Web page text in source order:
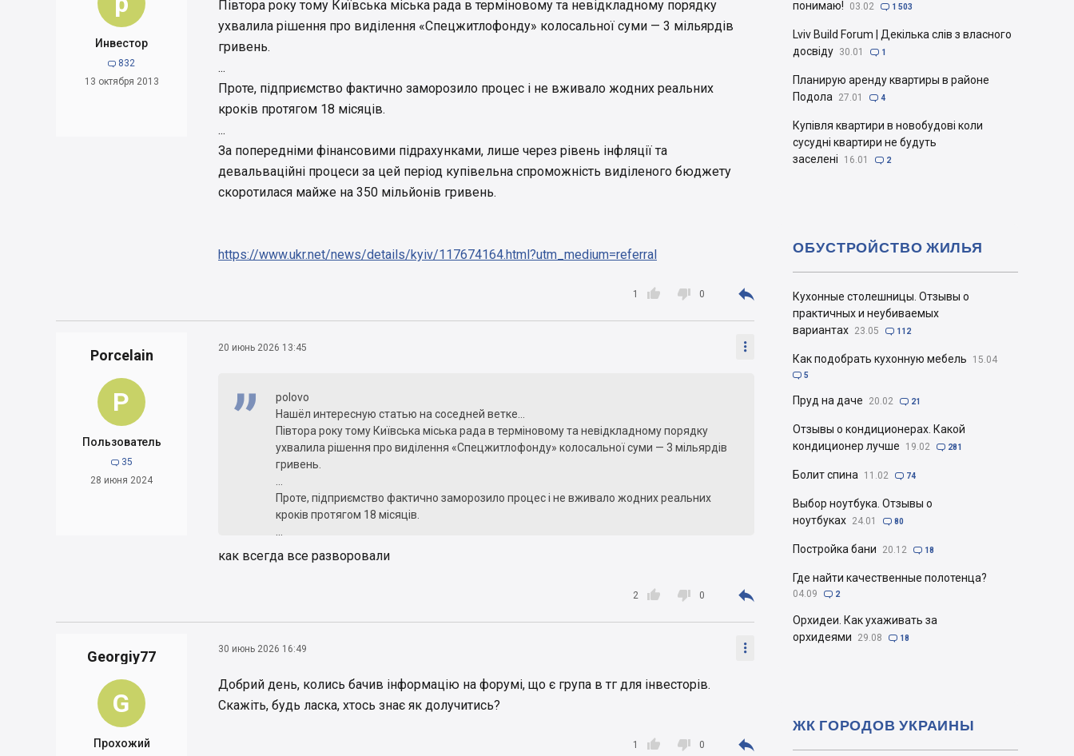
Инвестор
 832
13 октября 2013
Півтора року тому Київська міська рада в терміновому та невідкладному порядку
ухвалила рішення про виділення «Спецжитлофонду» колосальної суми — 3 мільярдів
гривень.
...
Проте, підприємство фактично заморозило процес і не вживало жодних реальних
кроків протягом 18 місяців.
...
За попередніми фінансовими підрахунками, лише через рівень інфляції та
девальваційні процеси за цей період купівельна спроможність виділеного бюджету
скоротилася майже на 350 мільйонів гривень.
https://www.ukr.net/news/details/kyiv/117674164.html?utm_medium=referral

1  0 
Porcelain
P
Пользователь
 35
28 июня 2024
20 июнь 2026 13:45 
polovo
Нашёл интересную статью на соседней ветке...
Півтора року тому Київська міська рада в терміновому та невідкладному порядку
ухвалила рішення про виділення «Спецжитлофонду» колосальної суми — 3 мільярдів
гривень.
Проте, підприємство фактично заморозило процес і не вживало жодних реальних
кроків протягом 18 місяців.
девальваційні процеси за цей період купівельна спроможність виділеного бюджету
как всегда все разворовали

2  0 
Georgiy77
G
Прохожий
30 июнь 2026 16:49 
Добрий день, колись бачив інформацію на форумі, що є група в тг для інвесторів.
Скажіть, будь ласка, хтось знає як долучитись?

1  0 
понимаю!
03.02  1 503
Lviv Build Forum | Декілька слів з власного
досвіду 30.01  1
Планирую аренду квартиры в районе
Подола
27.01  4
Купівля квартири в новобудові коли
сусудні квартири не будуть
заселені
16.01  2
Кухонные столешницы. Отзывы о
практичных и неубиваемых
вариантах 23.05  112
Как подобрать кухонную мебель 15.04
 5
Пруд на даче 20.02  21
Отзывы о кондиционерах. Какой
кондиционер лучше
19.02  281
Болит спина 11.02  74
Выбор ноутбука. Отзывы о
ноутбуках 24.01  80
Постройка бани 20.12  18
Где найти качественные полотенца?
04.09  2
Орхидеи. Как ухаживать за
орхидеями
29.08  18
ОБУСТРОЙСТВО ЖИЛЬЯ
ЖК ГОРОДОВ УКРАИНЫ